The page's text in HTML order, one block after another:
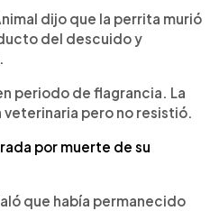
dijo que la perrita murió
del descuido y
periodo de flagrancia. La
pero no resistió.
por muerte de su
que había permanecido